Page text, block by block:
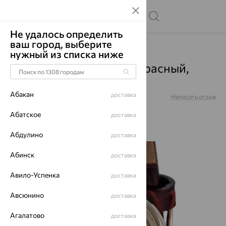
Главная Каталог Часы Фианит
Часы, золото, фианит, красный,
0311.2.1.31H
Артикул: Написать отзыв
Не удалось определить
ваш город, выберите
нужный из списка ниже
Абакан доставка
Абатское доставка
Абдулино доставка
Абинск доставка
Авило-Успенка доставка
Авсюнино доставка
Агалатово доставка